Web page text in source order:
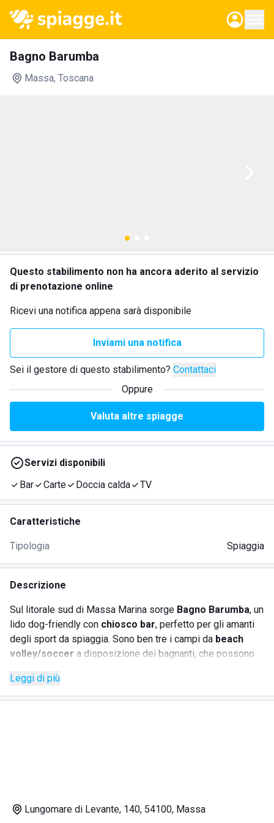
Bagno Barumba
Massa, Toscana
Questo stabilimento non ha ancora aderito al servizio
di prenotazione online
Ricevi una notifica appena sarà disponibile
Inviami una notifica
Sei il gestore di questo stabilimento? Contattaci
Oppure
Valuta altre spiagge
Servizi disponibili
Bar
Carte Doccia calda TV
Caratteristiche
Tipologia Spiaggia
Descrizione
Sul litorale sud di Massa Marina sorge Bagno Barumba, un
lido dog-friendly con chiosco bar, perfetto per gli amanti
degli sport da spiaggia. Sono ben tre i campi da beach
volley/soccer a disposizione dei bagnanti, che possono
chiosco bar offre un'ampia scelta di snack, bibite e
stuzzichini. Il lido garantisce i seguentiservizi balneari:
aperitiveria;
Leggi di più
Lungomare di Levante, 140, 54100, Massa